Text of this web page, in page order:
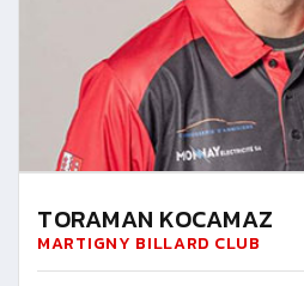
TORAMAN KOCAMAZ
MARTIGNY BILLARD CLUB